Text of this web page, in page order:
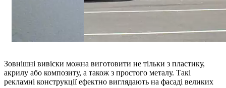
Зовнішні вивіски можна виготовити не тільки з пластику,
акрилу або композиту, а також з простого металу. Такі
рекламні конструкції ефектно виглядають на фасаді великих